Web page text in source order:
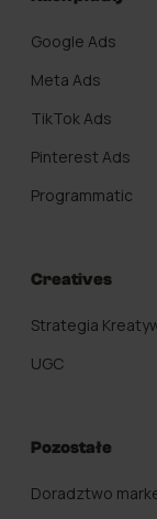
Google Ads
Meta Ads
TikTok Ads
Pinterest Ads
Programmatic
Creatives
Strategia
UGC
Pozostałe
Doradztwo